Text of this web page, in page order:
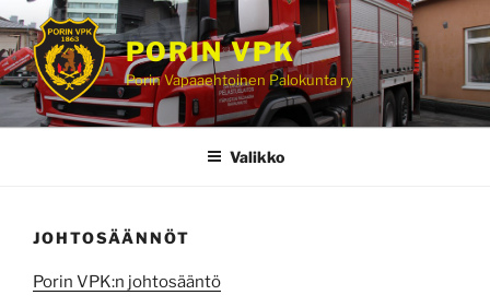
Siirry
sisältöön
PORIN VPK
Porin Vapaaehtoinen Palokunta ry
Valikko
JOHTOSÄÄNNÖT
Porin VPK:n johtosääntö